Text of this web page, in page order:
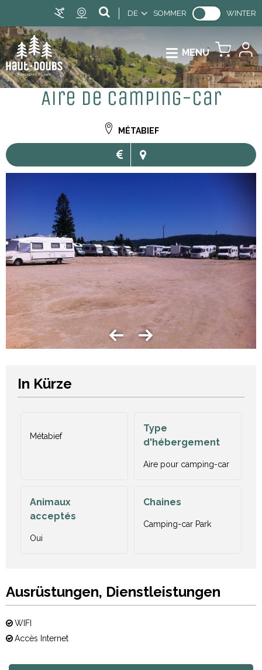
DE SOMMER WINTER
MENU
Aire de camping-car
MÉTABIEF
In Kürze
Métabief
Type
d'hébergement
Aire pour camping-car
Animaux
acceptés
Oui
Chaines
Camping-car Park
Ausrüstungen, Dienstleistungen
WIFI
Accès Internet